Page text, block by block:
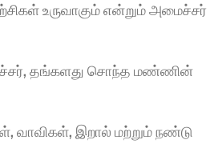
உருவாகும் என்றும் அமைச்சர்
தங்களது சொந்த மண்ணின்
வாவிகள், இறால் மற்றும் நண்டு